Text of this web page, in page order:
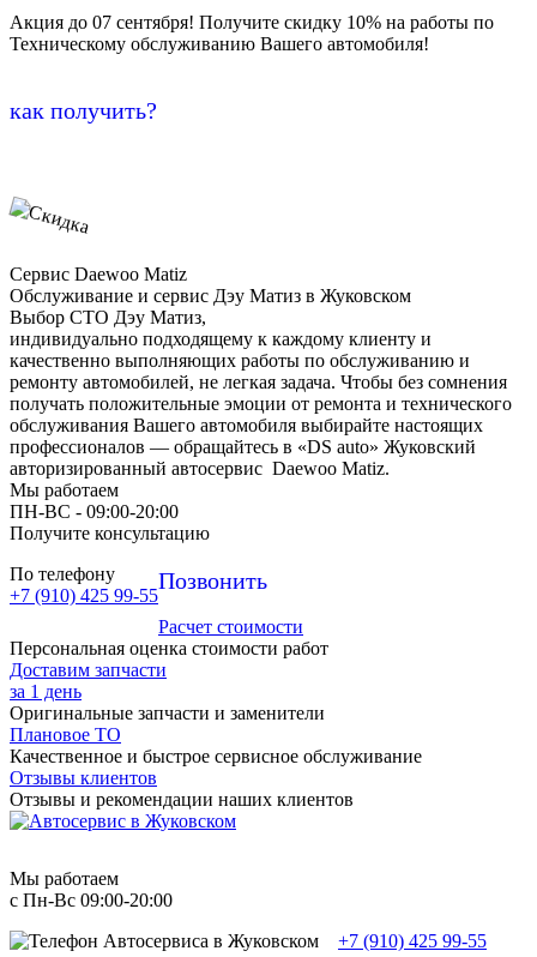
Акция до 07 сентября! Получите скидку 10% на работы по
Техническому обслуживанию Вашего автомобиля!
как получить?
Сервис Daewoo Matiz
Обслуживание и сервис Дэу Матиз в Жуковском
Выбор СТО Дэу Матиз,
индивидуально подходящему к каждому клиенту и
качественно выполняющих работы по обслуживанию и
ремонту автомобилей, не легкая задача. Чтобы без сомнения
получать положительные эмоции от ремонта и технического
обслуживания Вашего автомобиля выбирайте настоящих
профессионалов — обращайтесь в «DS auto» Жуковский
авторизированный автосервис Daewoo Matiz.
Мы работаем
ПН-ВC - 09:00-20:00
Получите консультацию
По телефону
+7 (910) 425 99-55
Позвонить
Расчет стоимости
Персональная оценка стоимости работ
Доставим запчасти
за 1 день
Оригинальные запчасти и заменители
Плановое ТО
Качественное и быстрое сервисное обслуживание
Отзывы клиентов
Отзывы и рекомендации наших клиентов
Мы работаем
с Пн-Вc 09:00-20:00
+7 (910) 425 99-55